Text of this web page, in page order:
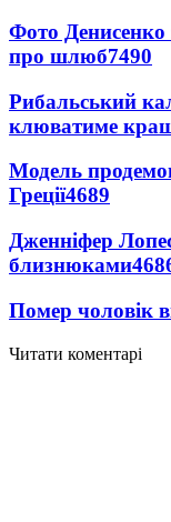
Фото
про шлюб7490
Рибальський
клюватиме
Модель
Греції4689
Дженніфер
близнюками
Помер чоловік
Читати коментарі